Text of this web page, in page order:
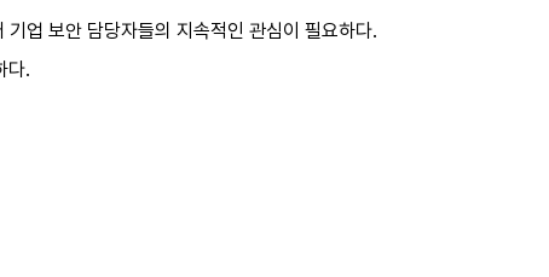
업 보안 담당자들의 지속적인 관심이 필요하다.
다.